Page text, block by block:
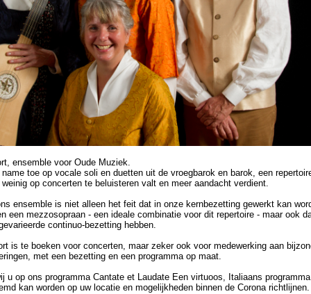
ensemble voor Oude Muziek.
toe op vocale soli en duetten uit de vroegbarok en barok, een
op concerten te beluisteren valt en meer aandacht verdient.
ensemble is niet alleen het feit dat in onze kernbezetting gewerkt kan
een mezzosopraan - een ideale combinatie voor dit repertoire - maar ook
continuo-bezetting hebben.
is te boeken voor concerten, maar zeker ook voor medewerking aan
met een bezetting en een programma op maat.
u op ons programma Cantate et Laudate Een virtuoos, Italiaans
kan worden op uw locatie en mogelijkheden binnen de Corona richtlijnen.